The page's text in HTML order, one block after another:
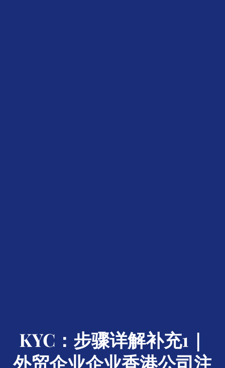
KYC：步骤详解补充1｜
外贸企业企业香港公司注